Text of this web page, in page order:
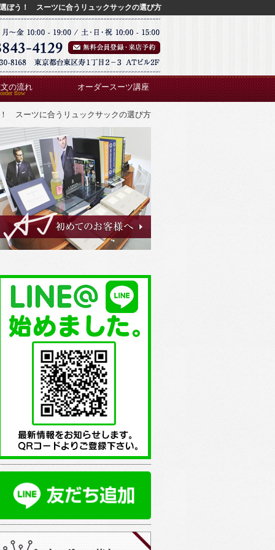
ぼう！ スーツに合うリュックサックの選び方
の流れ オーダースーツ講座
スーツに合うリュックサックの選び方